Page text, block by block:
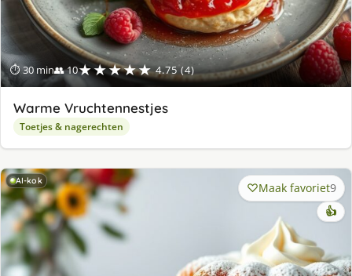
⏱ 30 min👥 10★★★★★ 4.75 (4)
Warme Vruchtennestjes
Toetjes & nagerechten
AI-kok Maak favoriet9
👍